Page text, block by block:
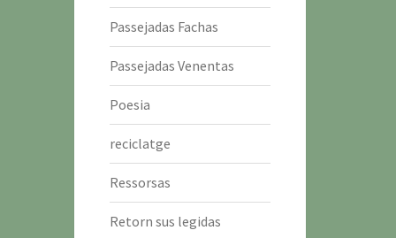
Passejadas Fachas
Passejadas Venentas
Poesia
reciclatge
Ressorsas
Retorn sus legidas